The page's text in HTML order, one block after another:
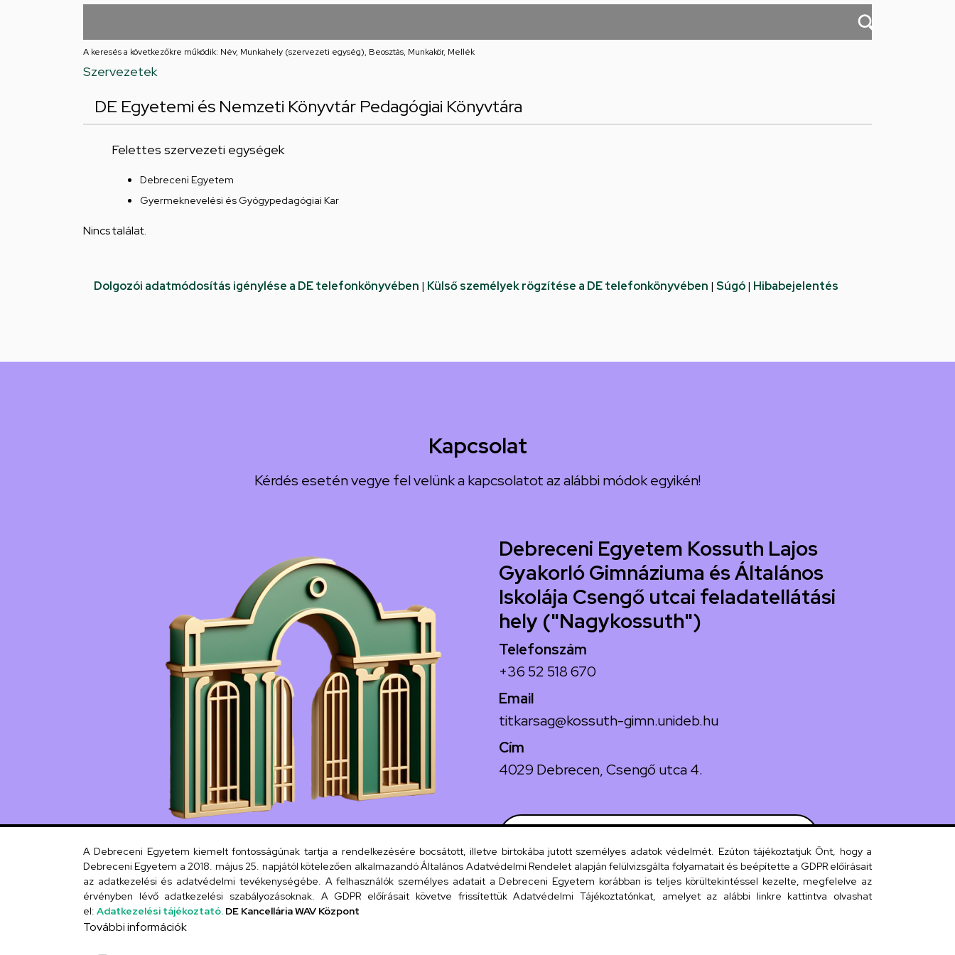
feladatellátási
A keresés a következőkre működik: Név, Munkahely (szervezeti egység), Beosztás, Munkakör, Mellék
Szervezetek
DE Egyetemi és Nemzeti Könyvtár Pedagógiai Könyvtára
Felettes szervezeti egységek
Debreceni Egyetem
Gyermeknevelési és Gyógypedagógiai Kar
Nincs találat.
Dolgozói adatmódosítás igénylése a DE telefonkönyvében | Külső személyek rögzítése a DE telefonkönyvében | Súgó| Hibabejelentés
Kapcsolat
Kérdés esetén vegye fel velünk a kapcsolatot az alábbi módok egyikén!
Debreceni Egyetem Kossuth Lajos
Gyakorló Gimnáziuma és Általános
Iskolája Csengő utcai feladatellátási
hely ("Nagykossuth")
Telefonszám
+36 52 518 670
Email
titkarsag@kossuth-gimn.unideb.hu
Cím
4029 Debrecen, Csengő utca 4.
UD telefonkönyv
A Debreceni Egyetem kiemelt fontosságúnak tartja a rendelkezésére bocsátott, illetve birtokába jutott személyes adatok védelmét. Ezúton tájékoztatjuk Önt, hogy a
Debreceni Egyetem a 2018. május 25. napjától kötelezően alkalmazandó Általános Adatvédelmi Rendelet alapján felülvizsgálta folyamatait és beépítette a GDPR előírásait
az adatkezelési és adatvédelmi tevékenységébe. A felhasználók személyes adatait a Debreceni Egyetem korábban is teljes körültekintéssel kezelte, megfelelve az
érvényben lévő adatkezelési szabályozásoknak. A GDPR előírásait követve frissítettük Adatvédelmi Tájékoztatónkat, amelyet az alábbi linkre kattintva olvashat
el: Adatkezelési tájékoztató. DE Kancellária WAV Központ
További információk